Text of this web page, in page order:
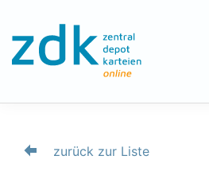
zurück zur Liste